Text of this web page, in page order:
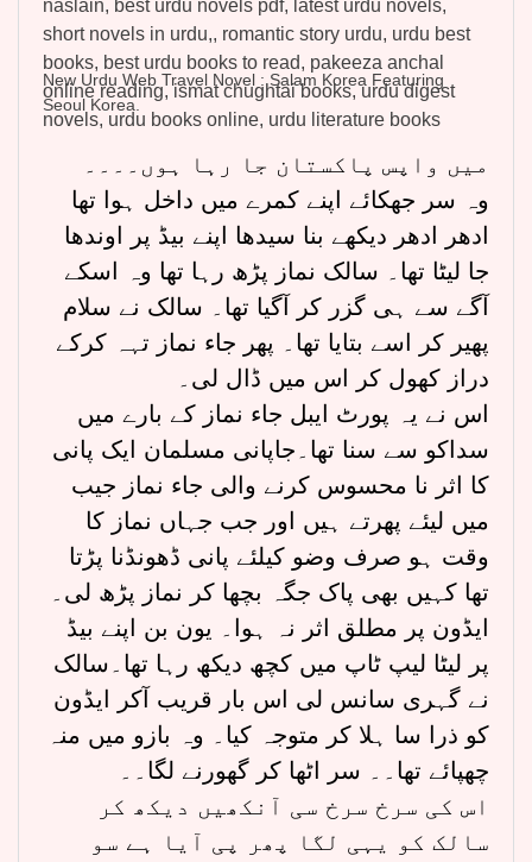
New Urdu Web Travel Novel : Salam Korea Featuring
Seoul Korea.
میں واپس پاکستان جا رہا ہوں۔۔۔۔
وہ سر جھکائے اپنے کمرے میں داخل ہوا تھا
ادھر ادھر دیکھے بنا سیدھا اپنے بیڈ پر اوندھا
جا لیٹا تھا۔ سالک نماز پڑھ رہا تھا وہ اسکے
آگے سے ہی گزر کر آگیا تھا۔ سالک نے سلام
پھیر کر اسے بتایا تھا۔ پھر جاء نماز تہہ کرکے
دراز کھول کر اس میں ڈال لی۔
اس نے یہ پورٹ ایبل جاء نماز کے بارے میں
سداکو سے سنا تھا۔جاپانی مسلمان ایک پانی
کا اثر نا محسوس کرنے والی جاء نماز جیب
میں لیئے پھرتے ہیں اور جب جہاں نماز کا
وقت ہو صرف وضو کیلئے پانی ڈھونڈنا پڑتا
تھا کہیں بھی پاک جگہ بچھا کر نماز پڑھ لی۔
ایڈون پر مطلق اثر نہ ہوا۔ یون بن اپنے بیڈ
پر لیٹا لیپ ٹاپ میں کچھ دیکھ رہا تھا۔سالک
نے گہری سانس لی اس بار قریب آکر ایڈون
کو ذرا سا ہلا کر متوجہ کیا۔ وہ بازو میں منہ
چھپائے تھا۔۔ سر اٹھا کر گھورنے لگا۔۔
اس کی سرخ سرخ سی آنکھیں دیکھ کر
سالک کو یہی لگا پھر پی آیا ہے سو